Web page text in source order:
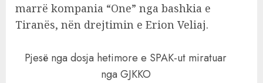
marrë kompania “One” nga bashkia e
Tiranës, nën drejtimin e Erion Veliaj.
Pjesë nga dosja hetimore e SPAK-ut miratuar
nga GJKKO